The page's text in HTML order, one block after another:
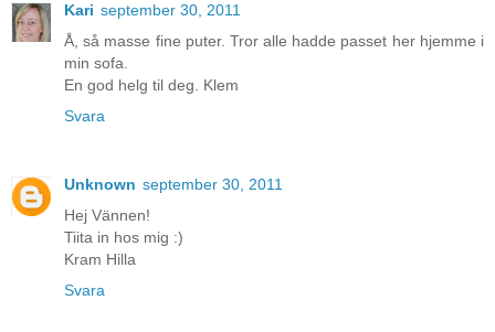
Kari september 30, 2011
Å, så masse fine puter. Tror alle hadde passet her hjemme i
min sofa.
En god helg til deg. Klem
Svara
Unknown september 30, 2011
Hej Vännen!
Tiita in hos mig :)
Kram Hilla
Svara